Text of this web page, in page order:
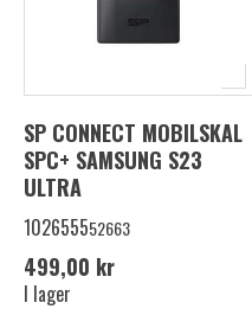
SP CONNECT MOBILSKAL
SPC+ SAMSUNG S23
ULTRA
102655552663
499,00 kr
I lager